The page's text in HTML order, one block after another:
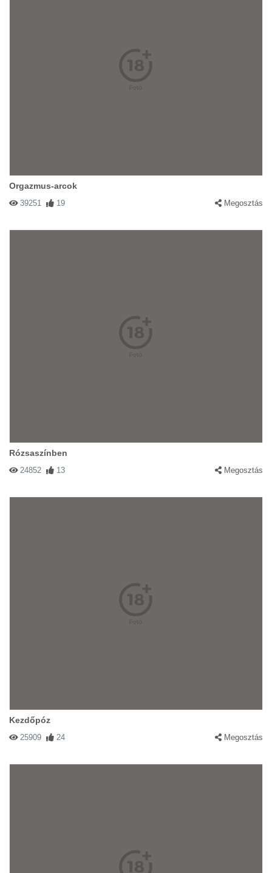
Orgazmus-arcok
39251 19 Megosztás
Rózsaszínben
24852 13 Megosztás
Kezdőpóz
25909 24 Megosztás